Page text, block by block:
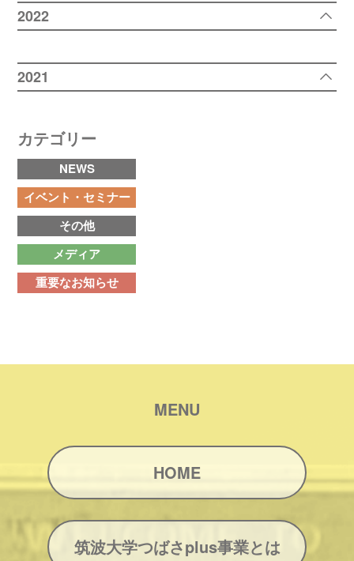
2022
2021
カテゴリー
NEWS
イベント・セミナー
その他
メディア
重要なお知らせ
MENU
HOME
筑波大学つばさplus事業とは